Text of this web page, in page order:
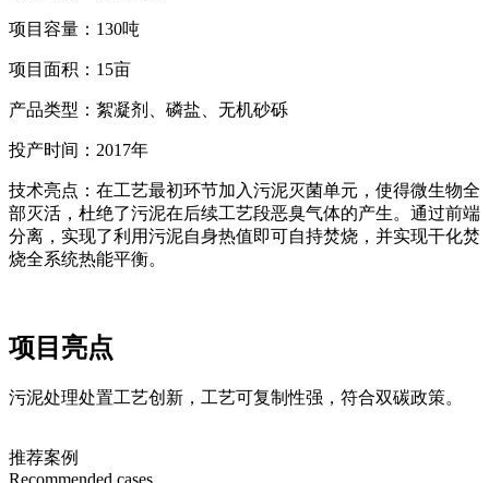
项目容量：130吨
项目面积：15亩
产品类型：絮凝剂、磷盐、无机砂砾
投产时间：2017年
技术亮点：在工艺最初环节加入污泥灭菌单元，使得微生物全
部灭活，杜绝了污泥在后续工艺段恶臭气体的产生。通过前端
分离，实现了利用污泥自身热值即可自持焚烧，并实现干化焚
烧全系统热能平衡。
项目亮点
污泥处理处置工艺创新，工艺可复制性强，符合双碳政策。
推荐案例
Recommended cases